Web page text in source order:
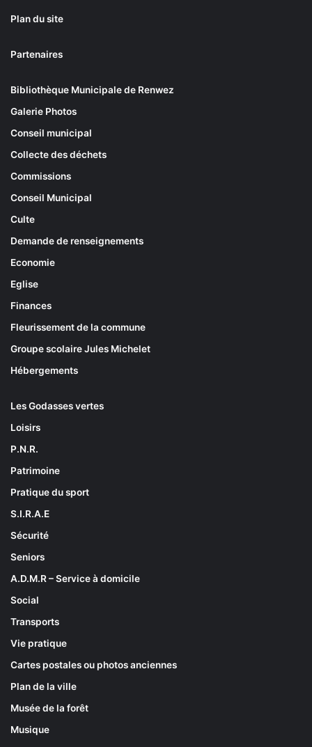
Plan du site
Partenaires
Bibliothèque Municipale de Renwez
Galerie Photos
Conseil municipal
Collecte des déchets
Commissions
Conseil Municipal
Culte
Demande de renseignements
Economie
Eglise
Finances
Fleurissement de la commune
Groupe scolaire Jules Michelet
Hébergements
Les Godasses vertes
Loisirs
P.N.R.
Patrimoine
Pratique du sport
S.I.R.A.E
Sécurité
Seniors
A.D.M.R – Service à domicile
Social
Transports
Vie pratique
Cartes postales ou photos anciennes
Plan de la ville
Musée de la forêt
Musique